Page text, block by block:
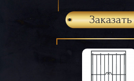
Заказать